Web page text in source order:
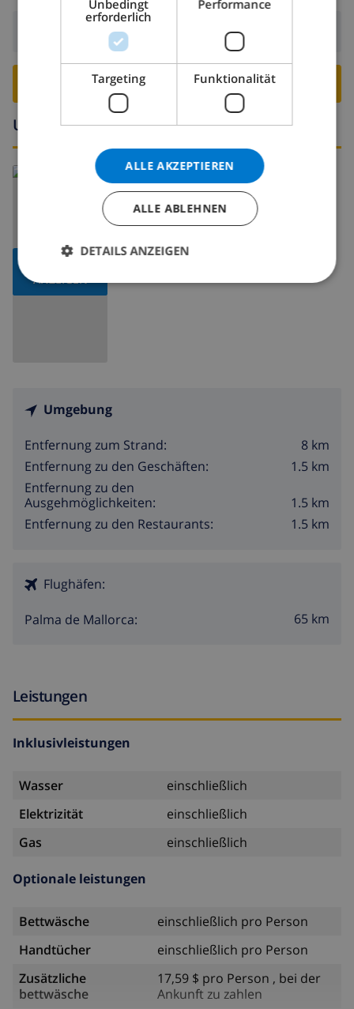
Abreise: Vor: 10:00
VILLA BUCHEN ›
Umgebung
ANZEIGEN
Lesen Sie mehr über:
Spanien>Mallorca>Sa Pobla
Umgebung
Entfernung zum Strand:
8 km
Entfernung zu den Geschäften:
1.5 km
Entfernung zu den
Ausgehmöglichkeiten:
1.5 km
Entfernung zu den Restaurants:
1.5 km
Flughäfen:
Palma de Mallorca: 65 km
Leistungen
Inklusivleistungen
Wasser
einschließlich
Elektrizität
einschließlich
Gas
einschließlich
Optionale leistungen
Bettwäsche
einschließlich pro Person
Handtücher
einschließlich pro Person
Zusätzliche
bettwäsche
17,59 $ pro Person , bei der
Ankunft zu zahlen
NORWEGIAN
Unbedingt
erforderlich
Performance
Targeting Funktionalität
ALLE AKZEPTIEREN
ALLE ABLEHNEN
DETAILS ANZEIGEN